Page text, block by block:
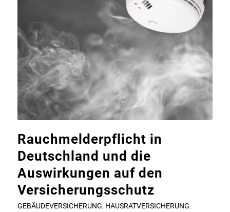
Rauchmelderpflicht in
Deutschland und die
Auswirkungen auf den
Versicherungsschutz
GEBÄUDEVERSICHERUNG, HAUSRATVERSICHERUNG,